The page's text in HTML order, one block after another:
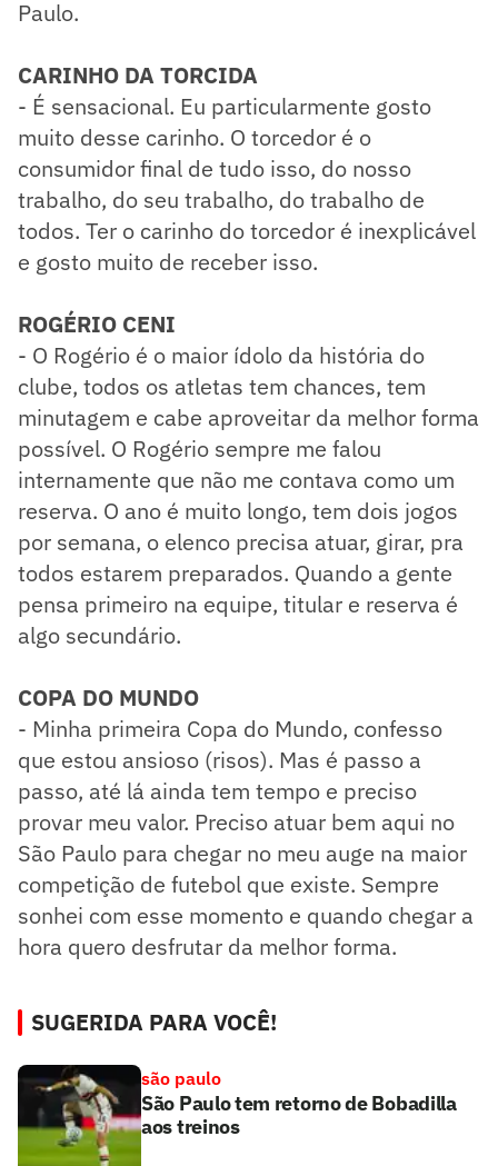
Paulo.
CARINHO DA TORCIDA
​- É sensacional. Eu particularmente gosto
muito desse carinho. O torcedor é o
consumidor final de tudo isso, do nosso
trabalho, do seu trabalho, do trabalho de
todos. Ter o carinho do torcedor é inexplicável
e gosto muito de receber isso.
ROGÉRIO CENI
- O Rogério é o maior ídolo da história do
clube, todos os atletas tem chances, tem
minutagem e cabe aproveitar da melhor forma
possível. O Rogério sempre me falou
internamente que não me contava como um
reserva. O ano é muito longo, tem dois jogos
por semana, o elenco precisa atuar, girar, pra
todos estarem preparados. Quando a gente
pensa primeiro na equipe, titular e reserva é
algo secundário.
COPA DO MUNDO
- Minha primeira Copa do Mundo, confesso
que estou ansioso (risos). Mas é passo a
passo, até lá ainda tem tempo e preciso
provar meu valor. Preciso atuar bem aqui no
São Paulo para chegar no meu auge na maior
competição de futebol que existe. Sempre
sonhei com esse momento e quando chegar a
hora quero desfrutar da melhor forma.
SUGERIDA PARA VOCÊ!
são paulo
São Paulo tem retorno de Bobadilla
aos treinos